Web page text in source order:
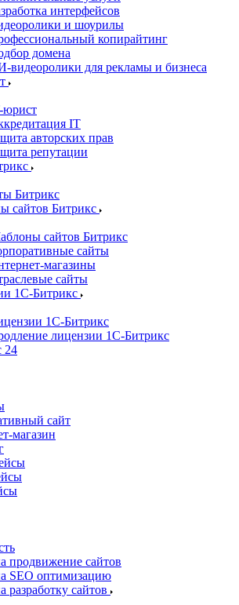
интерфейсов
и шоурилы
копирайтинг
домена
видеоролики для рекламы и бизнеса
юрист
IT
авторских прав
репутации
Битрикс
сайтов Битрикс
сайтов Битрикс
сайты
магазины
сайты
1С-Битрикс
1С-Битрикс
лицензии 1С-Битрикс
24
сайт
магазин
продвижение сайтов
SEO оптимизацию
разработку сайтов